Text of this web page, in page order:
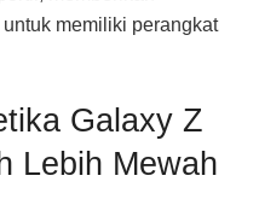
memiliki perangkat
Galaxy Z
Lebih Mewah